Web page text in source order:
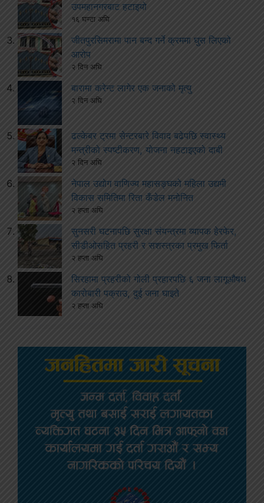
उपमहानगरबाट हटाइयो
१६ घण्टा अघि
जीतपुरसिमरामा पान बन्द गर्ने क्रममा घुस लिएको
आरोप
२ दिन अघि
बारामा करेन्ट लागेर एक जनाको मृत्यु
२ दिन अघि
ढल्केबर ट्रमा सेन्टरबारे विवाद बढेपछि स्वास्थ्य
मन्त्रीको स्पष्टीकरण, योजना नहटाइएको दाबी
२ दिन अघि
नेपाल उद्योग वाणिज्य महासङ्घको महिला उद्यमी
विकास समितिमा रिता कँडेल मनोनित
२ हप्ता अघि
सुनसरी घटनापछि सुरक्षा संयन्त्रमा व्यापक हेरफेर,
सीडीओसहित प्रहरी र सशस्त्रका प्रमुख फिर्ता
२ हप्ता अघि
सिरहामा प्रहरीको गोली प्रहारपछि ६ जना लागूऔषध
कारोबारी पक्राउ, दुई जना घाइते
२ हप्ता अघि